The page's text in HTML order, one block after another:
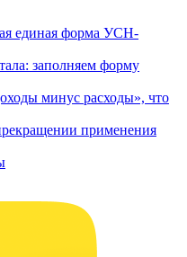
единая форма УСН-
заполняем форму
минус расходы», что
применения